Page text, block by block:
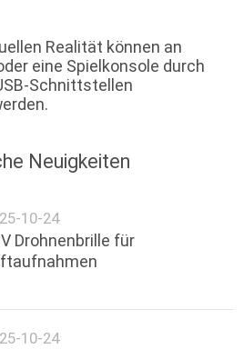
Realität können an
eine Spielkonsole durch
Schnittstellen
Neuigkeiten
10-24
Drohnenbrille für
10-24